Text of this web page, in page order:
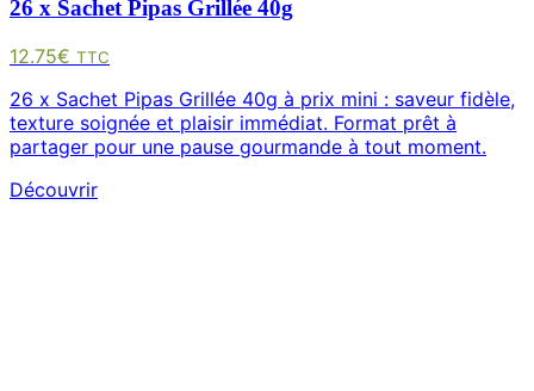
26 x Sachet Pipas Grillée 40g
12.75€ TTC
26 x Sachet Pipas Grillée 40g à prix mini : saveur fidèle,
texture soignée et plaisir immédiat. Format prêt à
partager pour une pause gourmande à tout moment.
Découvrir